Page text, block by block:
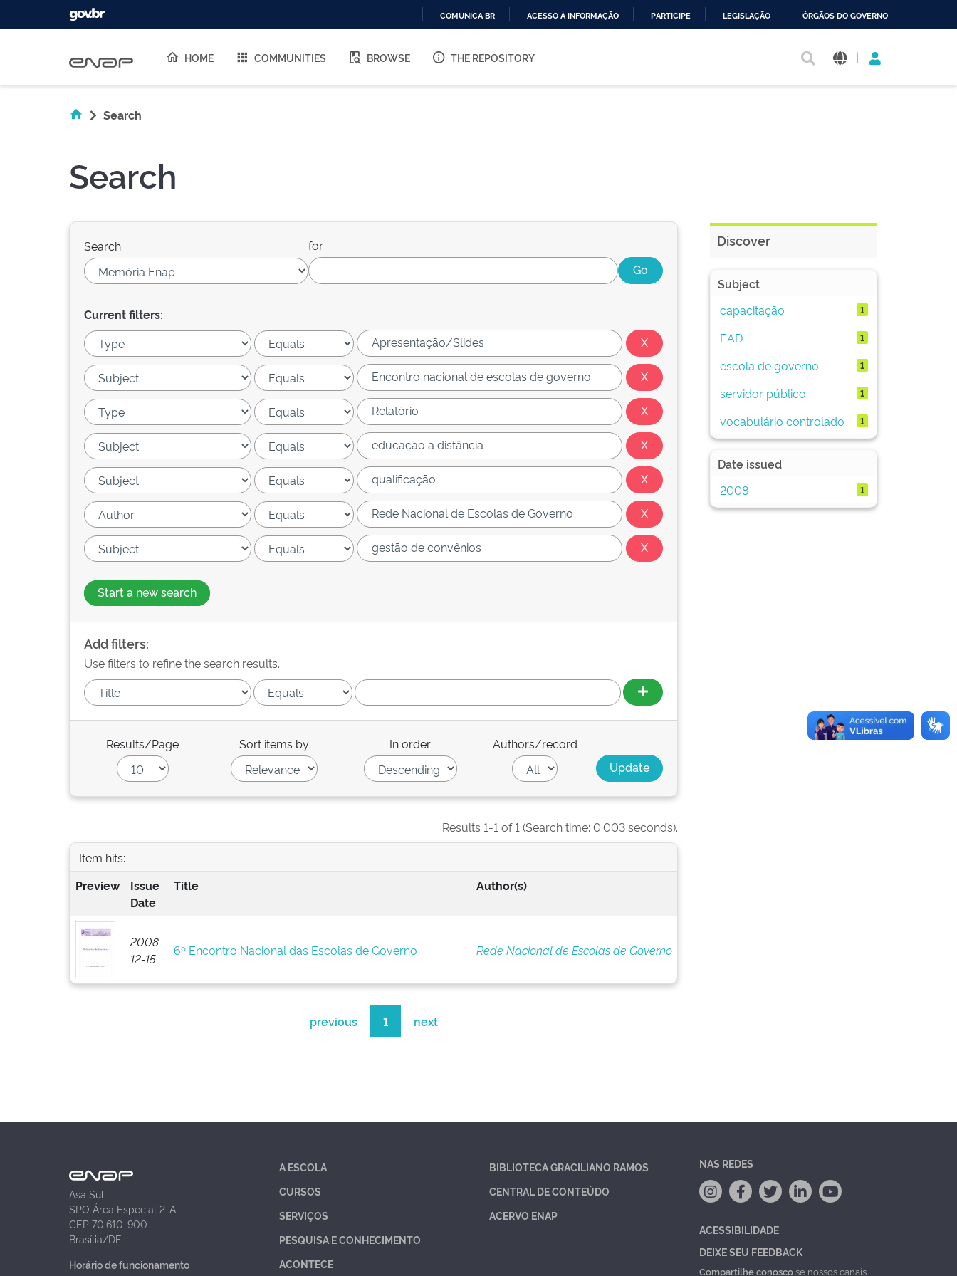
O
COMUNICA BR ACESSO À INFORMAÇÃO PARTICIPE LEGISLAÇÃO ÓRGÃOS DO GOVERNO
HOME COMMUNITIES BROWSE THE REPOSITORY |
Search
Search
Search: for
Current filters:
Start a new search
Add filters:
Use filters to refine the search results.
Results/Page Sort items by In order Authors/record
Results 1-1 of 1 (Search time: 0.003 seconds).
Item hits:
Preview
Issue
Date
Title Author(s)
2008-
12-15
6º Encontro Nacional das Escolas de Governo Rede Nacional de Escolas de Governo
previous 1 next
Discover
Subject
capacitação
1
EAD 1
escola de governo 1
servidor público 1
vocabulário controlado 1
Date issued
2008
1
Asa Sul
SPO Área Especial 2-A
CEP 70.610-900
Brasília/DF
Horário de funcionamento
A ESCOLA
CURSOS
SERVIÇOS
PESQUISA E CONHECIMENTO
ACONTECE
BIBLIOTECA GRACILIANO RAMOS
CENTRAL DE CONTEÚDO
ACERVO ENAP
NAS REDES
ACESSIBILIDADE
DEIXE SEU FEEDBACK
Compartilhe conoscose nossos canais